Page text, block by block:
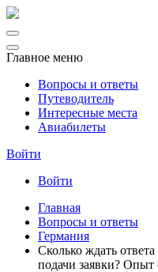
Главное меню
Вопросы и ответы
Путеводитель
Интересные места
Авиабилеты
Войти
Войти
Главная
Вопросы и ответы
Германия
Сколько ждать
подачи заявки? Опыт